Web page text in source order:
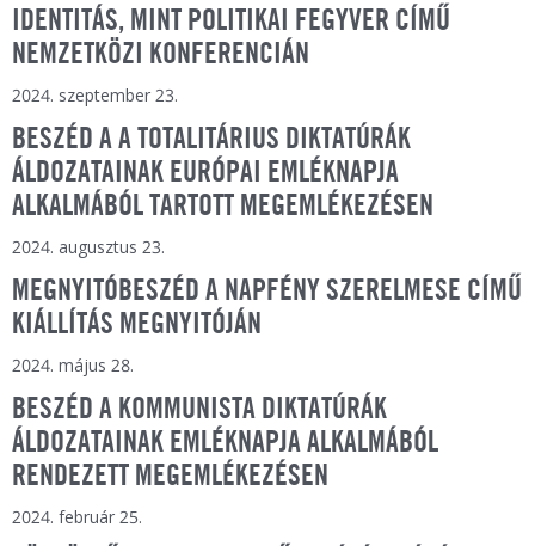
IDENTITÁS, MINT POLITIKAI FEGYVER CÍMŰ
NEMZETKÖZI KONFERENCIÁN
2024. szeptember 23.
BESZÉD A A TOTALITÁRIUS DIKTATÚRÁK
ÁLDOZATAINAK EURÓPAI EMLÉKNAPJA
ALKALMÁBÓL TARTOTT MEGEMLÉKEZÉSEN
2024. augusztus 23.
MEGNYITÓBESZÉD A NAPFÉNY SZERELMESE CÍMŰ
KIÁLLÍTÁS MEGNYITÓJÁN
2024. május 28.
BESZÉD A KOMMUNISTA DIKTATÚRÁK
ÁLDOZATAINAK EMLÉKNAPJA ALKALMÁBÓL
RENDEZETT MEGEMLÉKEZÉSEN
2024. február 25.